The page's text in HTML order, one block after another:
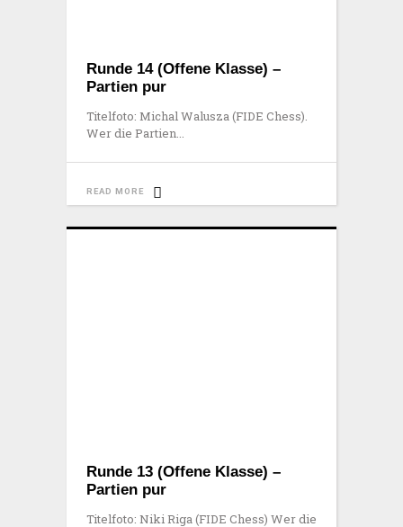
Runde 14 (Offene Klasse) –
Partien pur
Titelfoto: Michal Walusza (FIDE Chess).
Wer die Partien
READ MORE
Runde 13 (Offene Klasse) –
Partien pur
Titelfoto: Niki Riga (FIDE Chess) Wer die